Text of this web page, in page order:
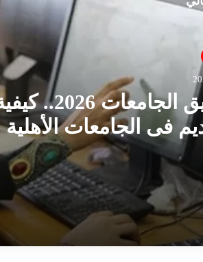
تنسيق الجامعات 2026..
فى الجامعات الأهلية
المعتمدة؟